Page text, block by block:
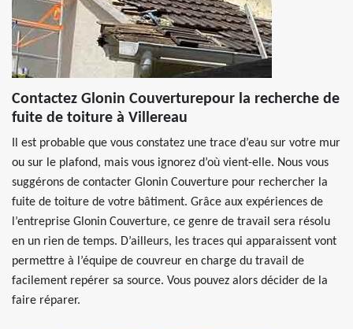
Contactez Glonin Couverturepour la recherche de
fuite de toiture à Villereau
Il est probable que vous constatez une trace d’eau sur votre mur
ou sur le plafond, mais vous ignorez d’où vient-elle. Nous vous
suggérons de contacter Glonin Couverture pour rechercher la
fuite de toiture de votre bâtiment. Grâce aux expériences de
l’entreprise Glonin Couverture, ce genre de travail sera résolu
en un rien de temps. D’ailleurs, les traces qui apparaissent vont
permettre à l’équipe de couvreur en charge du travail de
facilement repérer sa source. Vous pouvez alors décider de la
faire réparer.